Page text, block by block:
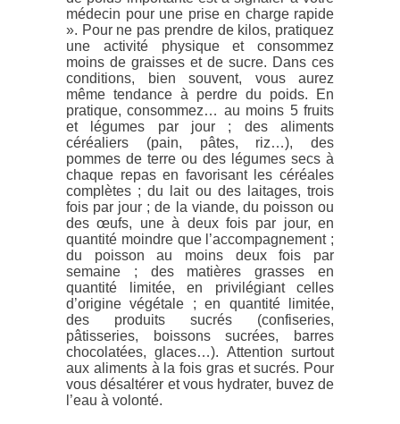
médecin pour une prise en charge rapide
». Pour ne pas prendre de kilos, pratiquez
une activité physique et consommez
moins de graisses et de sucre. Dans ces
conditions, bien souvent, vous aurez
même tendance à perdre du poids. En
pratique, consommez… au moins 5 fruits
et légumes par jour ; des aliments
céréaliers (pain, pâtes, riz…), des
pommes de terre ou des légumes secs à
chaque repas en favorisant les céréales
complètes ; du lait ou des laitages, trois
fois par jour ; de la viande, du poisson ou
des œufs, une à deux fois par jour, en
quantité moindre que l’accompagnement ;
du poisson au moins deux fois par
semaine ; des matières grasses en
quantité limitée, en privilégiant celles
d’origine végétale ; en quantité limitée,
des produits sucrés (confiseries,
pâtisseries, boissons sucrées, barres
chocolatées, glaces…). Attention surtout
aux aliments à la fois gras et sucrés. Pour
vous désaltérer et vous hydrater, buvez de
l’eau à volonté.